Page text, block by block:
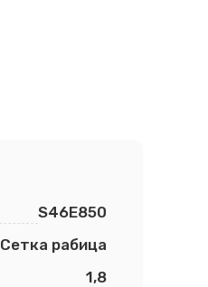
S46E850
Сетка рабица
1,8